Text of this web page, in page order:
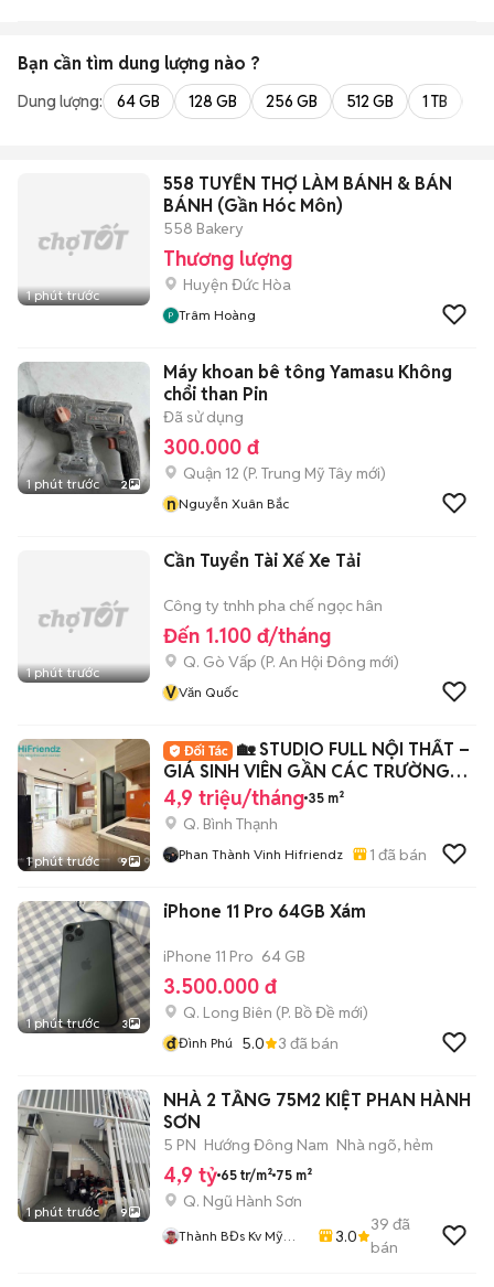
Bạn cần tìm dung lượng nào ?
Dung lượng: 64 GB 128 GB 256 GB 512 GB 1 TB
1 phút trước
558 TUYỂN THỢ LÀM BÁNH & BÁN
BÁNH (Gần Hóc Môn)
558 Bakery
Thương lượng
Huyện Đức Hòa
Trâm Hoàng
1 phút trước 2
Máy khoan bê tông Yamasu Không
chổi than Pin
Đã sử dụng
300.000 đ
Quận 12 (P. Trung Mỹ Tây mới)
nNguyễn Xuân Bắc
1 phút trước
Cần Tuyển Tài Xế Xe Tải
Công ty tnhh pha chế ngọc hân
Đến 1.100 đ/tháng
Q. Gò Vấp (P. An Hội Đông mới)
VVăn Quốc
1 phút trước 9
🏡 STUDIO FULL NỘI THẤT –
GIÁ SINH VIÊN GẦN CÁC TRƯỜNG
ĐẠI HỌC BTHANH
4,9 triệu/tháng 35 m²
Q. Bình Thạnh
Phan Thành Vinh Hifriendz 1 đã bán
1 phút trước 3
iPhone 11 Pro 64GB Xám
iPhone 11 Pro 64 GB
3.500.000 đ
Q. Long Biên (P. Bồ Đề mới)
đĐình Phú 5.0 3 đã bán
1 phút trước 9
NHÀ 2 TẦNG 75M2 KIỆT PHAN HÀNH
SƠN
5 PN Hướng Đông Nam Nhà ngõ, hẻm
4,9 tỷ 65 tr/m² 75 m²
Q. Ngũ Hành Sơn
Thành BĐs Kv Mỹ
3.0
39 đã
bán